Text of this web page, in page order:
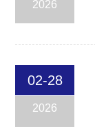
2026
02-28
2026